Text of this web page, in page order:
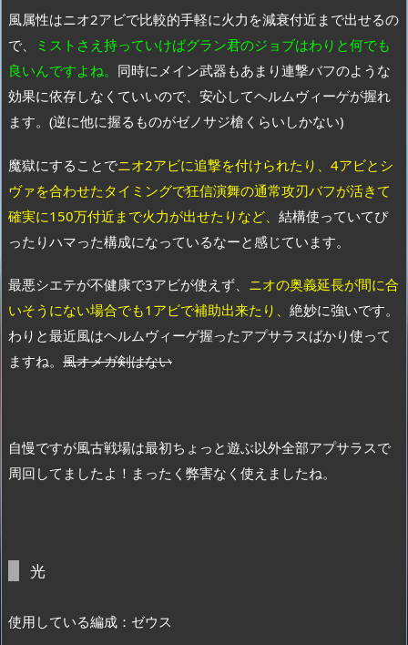
風属性はニオ2アビで比較的手軽に火力を減衰付近まで出せるの
で、
ミストさえ持っていけばグラン君のジョブはわりと何でも
良いんですよね。 同時にメイン武器もあまり連撃バフのような
効果に依存しなくていいので、安心してヘルムヴィーゲが握れ
ます。(逆に他に握るものがゼノサジ槍くらいしかない)
魔獄にすることでニオ2アビに追撃を付けられたり、4アビとシ
ヴァを合わせたタイミングで狂信演舞の通常攻刃バフが活きて
確実に150万付近まで火力が出せたりなど、 結構使っていてぴ
ったりハマった構成になっているなーと感じています。
最悪シエテが不健康で3アビが使えず、 ニオの奥義延長が間に合
いそうにない場合でも1アビで補助出来たり、 絶妙に強いです。
わりと最近風はヘルムヴィーゲ握ったアプサラスばかり使って
ますね。 風オメガ剣はない
自慢ですが風古戦場は最初ちょっと遊ぶ以外全部アプサラスで
周回してましたよ！まったく弊害なく使えましたね。
光
使用している編成：ゼウス